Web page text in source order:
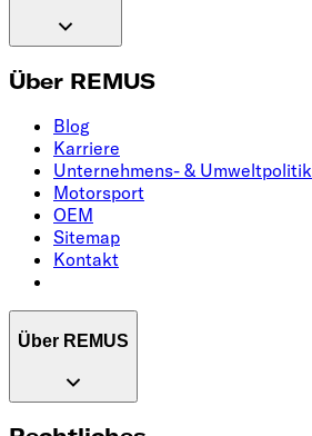
Über REMUS
Blog
Karriere
Unternehmens- & Umweltpolitik
Motorsport
OEM
Sitemap
Kontakt
Über REMUS